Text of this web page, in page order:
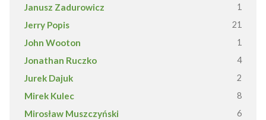
Janusz Zadurowicz 1
Jerry Popis 21
John Wooton 1
Jonathan Ruczko 4
Jurek Dajuk 2
Mirek Kulec 8
Mirosław Muszczyński 6